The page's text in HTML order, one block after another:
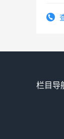
栏目导